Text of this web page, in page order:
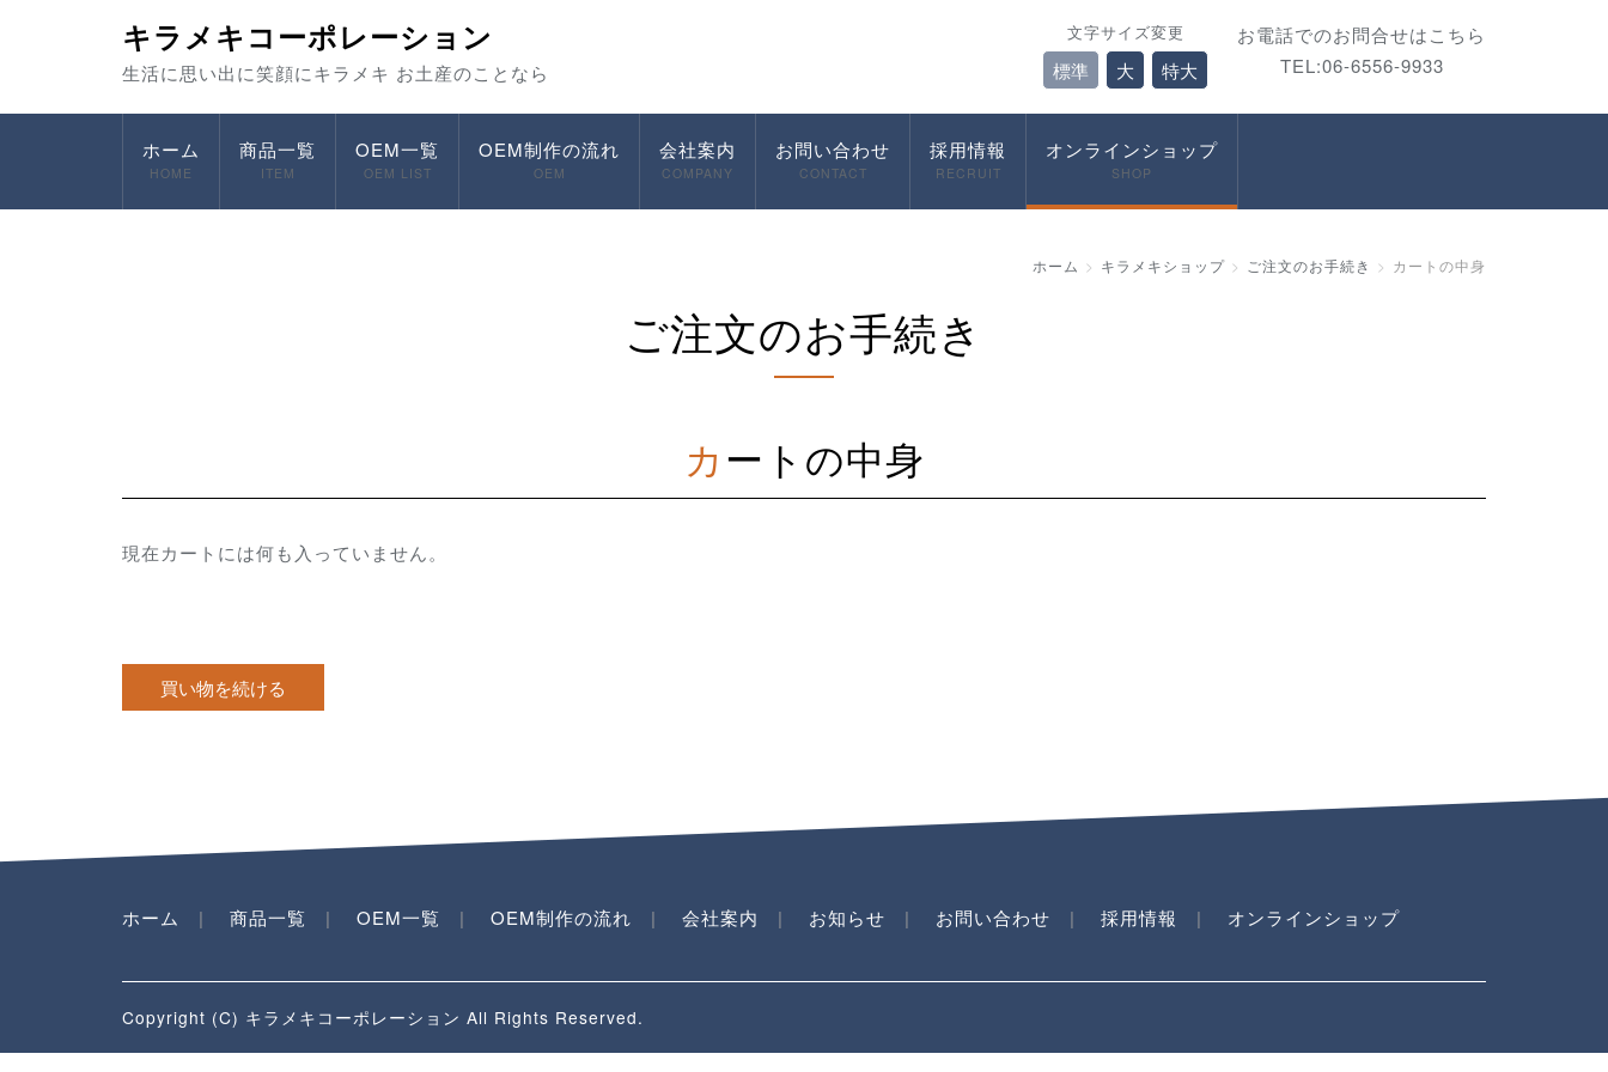
キラメキコーポレーション
生活に思い出に笑顔にキラメキ お土産のことなら
お電話でのお問合せはこちら
TEL:06-6556-9933
文字サイズ変更
標準 大 特大
ホーム
HOME
商品一覧
ITEM
OEM一覧
OEM LIST
OEM制作の流れ
OEM
会社案内
COMPANY
お問い合わせ
CONTACT
採用情報
RECRUIT
オンラインショップ
SHOP
ホーム キラメキショップ ご注文のお手続き カートの中身
ご注文のお手続き
カートの中身
現在カートには何も入っていません。
ホーム 商品一覧 OEM一覧 OEM制作の流れ 会社案内 お知らせ お問い合わせ 採用情報 オンラインショップ
Copyright (C) キラメキコーポレーション All Rights Reserved.